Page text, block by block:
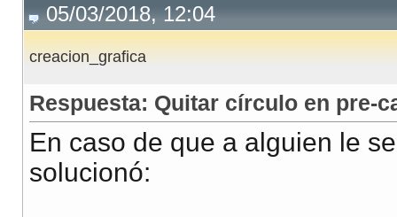
05/03/2018, 12:04
creacion_grafica
Respuesta: Quitar círculo en pre-
En caso de que a alguien le
solucionó: